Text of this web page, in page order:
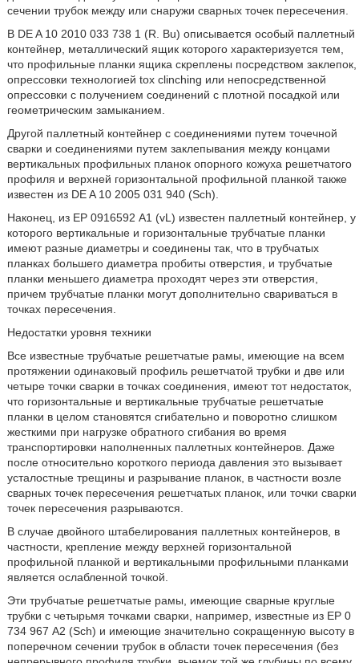
сечении трубок между или снаружи сварных точек пересечения.
В DE A 10 2010 033 738 1 (R. Bu) описывается особый паллетный
контейнер, металлический ящик которого характеризуется тем,
что профильные планки ящика скреплены посредством заклепок,
опрессовки технологией tox clinching или непосредственной
опрессовки с получением соединений с плотной посадкой или
геометрическим замыканием.
Другой паллетный контейнер с соединениями путем точечной
сварки и соединениями путем заклепывания между концами
вертикальных профильных планок опорного кожуха решетчатого
профиля и верхней горизонтальной профильной планкой также
известен из DE A 10 2005 031 940 (Sch).
Наконец, из ЕР 0916592 А1 (vL) известен паллетный контейнер, у
которого вертикальные и горизонтальные трубчатые планки
имеют разные диаметры и соединены так, что в трубчатых
планках большего диаметра пробиты отверстия, и трубчатые
планки меньшего диаметра проходят через эти отверстия,
причем трубчатые планки могут дополнительно свариваться в
точках пересечения.
Недостатки уровня техники
Все известные трубчатые решетчатые рамы, имеющие на всем
протяжении одинаковый профиль решетчатой трубки и две или
четыре точки сварки в точках соединения, имеют тот недостаток,
что горизонтальные и вертикальные трубчатые решетчатые
планки в целом становятся сгибательно и поворотно слишком
жесткими при нагрузке обратного сгибания во время
транспортировки наполненных паллетных контейнеров. Даже
после относительно короткого периода давления это вызывает
усталостные трещины и разрывание планок, в частности возле
сварных точек пересечения решетчатых планок, или точки сварки
точек пересечения разрываются.
В случае двойного штабелирования паллетных контейнеров, в
частности, крепление между верхней горизонтальной
профильной планкой и вертикальными профильными планками
является ослабленной точкой.
Эти трубчатые решетчатые рамы, имеющие сварные круглые
трубки с четырьмя точками сварки, например, известные из ЕР 0
734 967 А2 (Sch) и имеющие значительно сокращенную высоту в
поперечном сечении трубок в области точек пересечения (без